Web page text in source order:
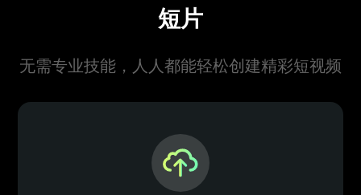
短片
无需专业技能，人人都能轻松创建精彩短视频